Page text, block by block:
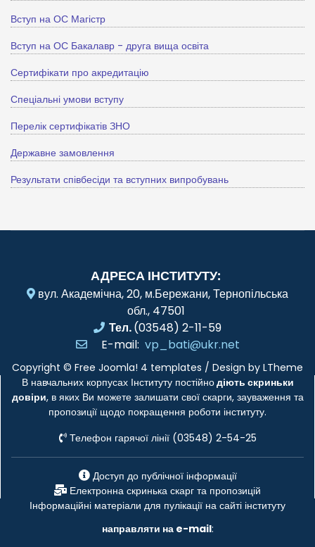
Вступ на ОС Магістр
Вступ на ОС Бакалавр - друга вища освіта
Сертифікати про акредитацію
Спеціальні умови вступу
Перелік сертифікатів ЗНО
Державне замовлення
Результати співбесіди та вступних випробувань
АДРЕСА ІНСТИТУТУ:
вул. Академічна, 20, м.Бережани, Тернопільська
обл., 47501
Тел.(03548) 2-11-59
E-mail: vp_bati@ukr.net
Copyright © Free Joomla! 4 templates / Design by LTheme
В навчальних корпусах Інституту постійнодіють скриньки
довіри, в яких Ви можете залишати свої скарги, зауваження та
пропозиції щодо покращення роботи інституту.
Телефон гарячої лінії (03548) 2-54-25
Доступ до публічної інформації
Електронна скринька скарг та пропозицій
Інформаційні матеріали для пулікації на сайті інституту
направляти на e-mail: